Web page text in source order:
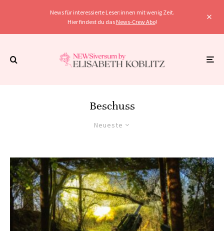
News für interessierte Leser:innen mit wenig Zeit.
Hier findest du das News-Crew Abo!
Beschuss
Neueste